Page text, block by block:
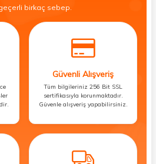
birkaç sebep.
Güvenli Alışveriş
Tüm bilgileriniz 256 Bit SSL
sertifikasıyla korunmaktadır.
Güvenle alışveriş yapabilirsiniz.